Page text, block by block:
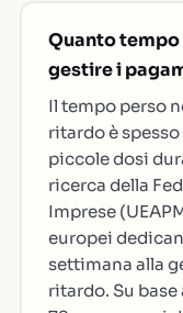
Quanto
gestire i
Il tempo perso
ritardo è
piccole dosi
ricerca della
Imprese
europei
settimana alla
ritardo. Su